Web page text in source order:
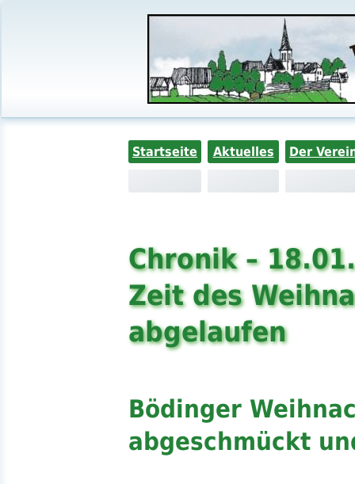
Startseite Aktuelles Der
Chronik –
Zeit des
abgelaufen
Bödinger
abgeschmückt